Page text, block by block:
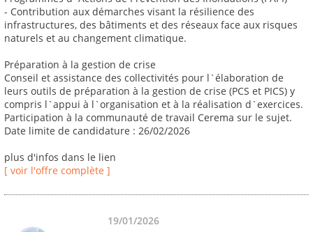
- Contribution aux démarches visant la résilience des
infrastructures, des bâtiments et des réseaux face aux risques
naturels et au changement climatique.
Préparation à la gestion de crise
Conseil et assistance des collectivités pour l`élaboration de
leurs outils de préparation à la gestion de crise (PCS et PICS) y
compris l`appui à l`organisation et à la réalisation d`exercices.
Participation à la communauté de travail Cerema sur le sujet.
Date limite de candidature : 26/02/2026
plus d'infos dans le lien
[ voir l'offre complète ]
19/01/2026